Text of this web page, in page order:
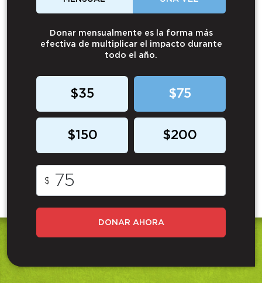
Donar mensualmente es la forma más
efectiva de multiplicar el impacto durante
todo el año.
$35 $75
$150 $200
$
DONAR AHORA